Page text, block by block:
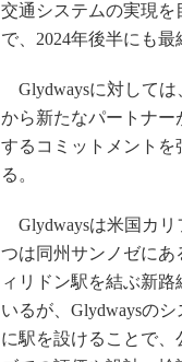
交通システムの実現を
で、2024年後半にも最
Glydwaysに対しては
から新たなパートナー
するコミットメントを
る。
Glydwaysは米国カリ
つは同州サンノゼに
ィリドン駅を結ぶ新
いるが、Glydwaysの
に駅を設けることで